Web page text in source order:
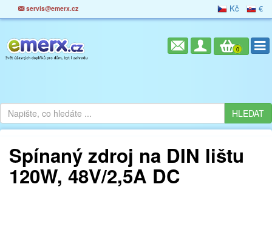
servis@emerx.cz Kč €
0
Spínaný zdroj na DIN lištu
120W, 48V/2,5A DC